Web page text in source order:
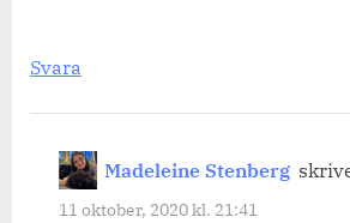
Svara
Madeleine Stenberg
11 oktober, 2020 kl. 21:41